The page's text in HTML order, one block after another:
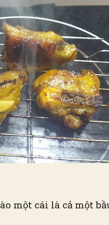
một cái là cả một